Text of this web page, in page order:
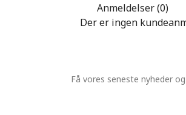
Anmeldelser (0)
Der er ingen
Få vores seneste nyheder